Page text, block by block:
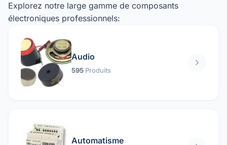
Explorez notre large gamme de composants
électroniques professionnels:
Audio
595 Produits
Automatisme